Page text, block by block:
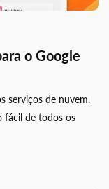
o Google
serviços de nuvem.
fácil de todos os